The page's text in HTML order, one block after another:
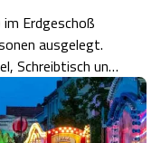
Erdgeschoß
ausgelegt.
Schreibtisch und
Sie direkt
Der große Garten